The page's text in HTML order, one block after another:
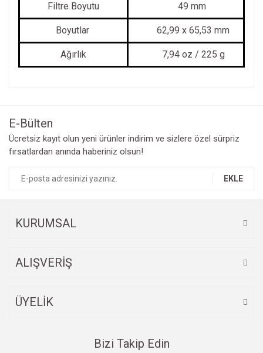
Filtre Boyutu 49 mm
Boyutlar 62,99 x 65,53 mm
Ağırlık 7,94 oz / 225 g
Ürün resmi kalitesiz, bozuk veya görüntülenemiyor.
Ürün açıklamasında eksik bilgiler bulunuyor.
E-Bülten
Ücretsiz kayıt olun yeni ürünler indirim ve sizlere özel sürpriz
fırsatlardan anında haberiniz olsun!
EKLE
KURUMSAL
ALIŞVERİŞ
ÜYELİK
Bizi Takip Edin